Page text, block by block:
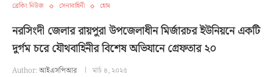
ব্রেকিং নিউজ সেনাবাহিনী হোম
নরসিংদী জেলার রায়পুরা উপজেলাধীন মির্জারচর ইউনিয়নে একটি
দুর্গম চরে যৌথবাহিনীর বিশেষ অভিযানে গ্রেফতার ২০
Author:আইএসপিআর মার্চ ৪, ২০২৫